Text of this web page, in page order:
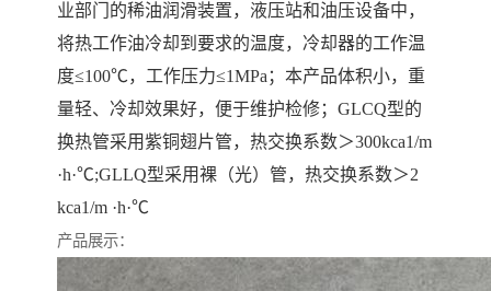
业部门的稀油润滑装置，液压站和油压设备中，
将热工作油冷却到要求的温度，冷却器的工作温
度≤100℃，工作压力≤1MPa；本产品体积小，重
量轻、冷却效果好，便于维护检修；GLCQ型的
换热管采用紫铜翅片管，热交换系数＞300kca1/m
·h·℃;GLLQ型采用裸（光）管，热交换系数＞2
kca1/m ·h·℃
产品展示：